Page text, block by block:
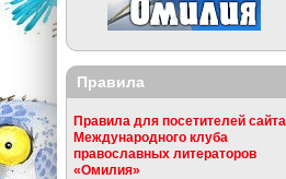
Правила
Правила для посетителей сайта
Международного клуба
православных литераторов
«Омилия»